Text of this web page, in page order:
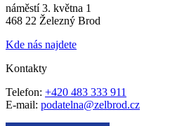
náměstí 3. května 1
468 22 Železný Brod
Kde nás najdete
Kontakty
Telefon: +420 483 333 911
E-mail: podatelna@zelbrod.cz